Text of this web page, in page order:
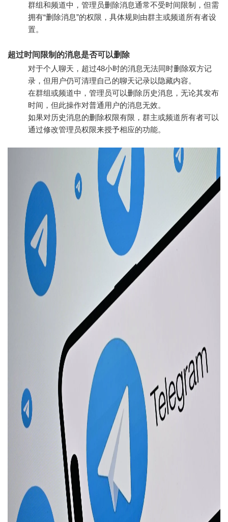
群组和频道中，管理员删除消息通常不受时间限制，但需
拥有“删除消息”的权限，具体规则由群主或频道所有者设
置。
超过时间限制的消息是否可以删除
对于个人聊天，超过48小时的消息无法同时删除双方记
录，但用户仍可清理自己的聊天记录以隐藏内容。
在群组或频道中，管理员可以删除历史消息，无论其发布
时间，但此操作对普通用户的消息无效。
如果对历史消息的删除权限有限，群主或频道所有者可以
通过修改管理员权限来授予相应的功能。